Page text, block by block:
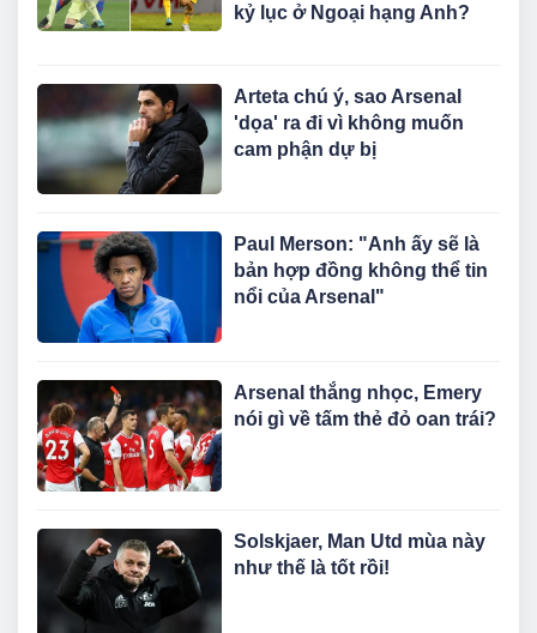
kỷ lục ở Ngoại hạng Anh?
Arteta chú ý, sao Arsenal
'dọa' ra đi vì không muốn
cam phận dự bị
Paul Merson: "Anh ấy sẽ là
bản hợp đồng không thể tin
nổi của Arsenal"
Arsenal thắng nhọc, Emery
nói gì về tấm thẻ đỏ oan trái?
Solskjaer, Man Utd mùa này
như thế là tốt rồi!